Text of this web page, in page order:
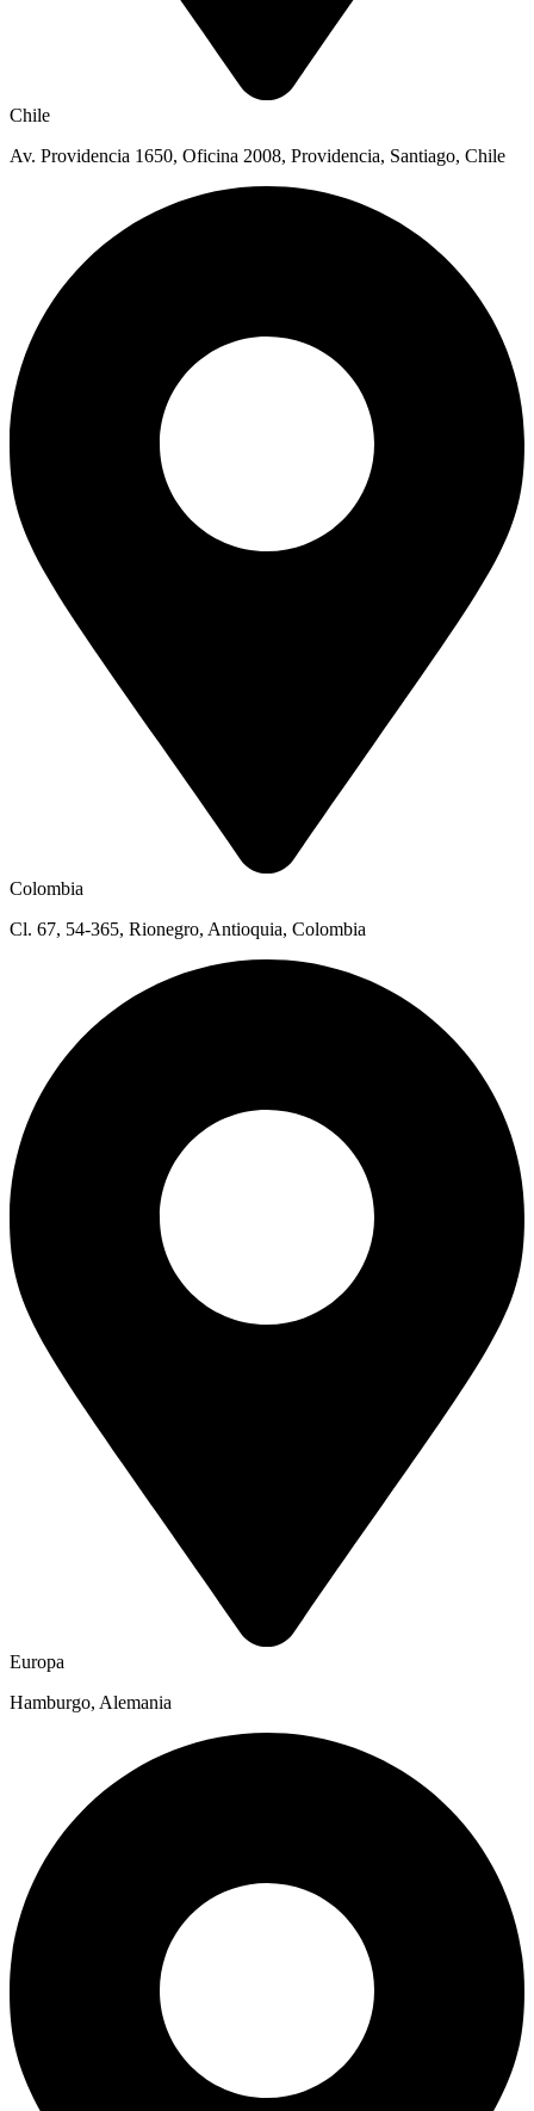
Chile
Av. Providencia 1650, Oficina 2008, Providencia, Santiago, Chile
Colombia
Cl. 67, 54-365, Rionegro, Antioquia, Colombia
Europa
Hamburgo, Alemania